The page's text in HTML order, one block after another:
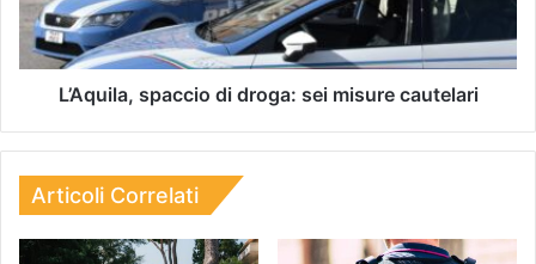
L’Aquila, spaccio di droga: sei misure cautelari
Articoli Correlati